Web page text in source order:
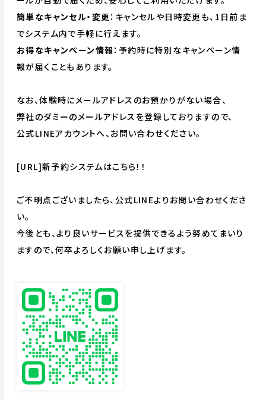
簡単なキャンセル・変更：キャンセルや日時変更も、1日前ま
でシステム内で手軽に行えます。
お得なキャンペーン情報 ：予約時に特別なキャンペーン情
報が届くこともあります。
なお、体験時にメールアドレスのお預かりがない場合、
弊社のダミーのメールアドレスを登録しておりますので、
公式LINEアカウントへ、お問い合わせください。
[URL]新予約システムはこちら！！
ご不明点ございましたら、公式LINEよりお問い合わせくださ
い。
今後とも、より良いサービスを提供できるよう努めてまいり
ますので、何卒よろしくお願い申し上げます。